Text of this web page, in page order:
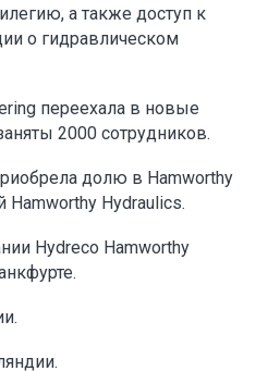
а также доступ к
о гидравлическом
переехала в новые
2000 сотрудников.
долю в Hamworthy
Hamworthy Hydraulics.
Hydreco Hamworthy